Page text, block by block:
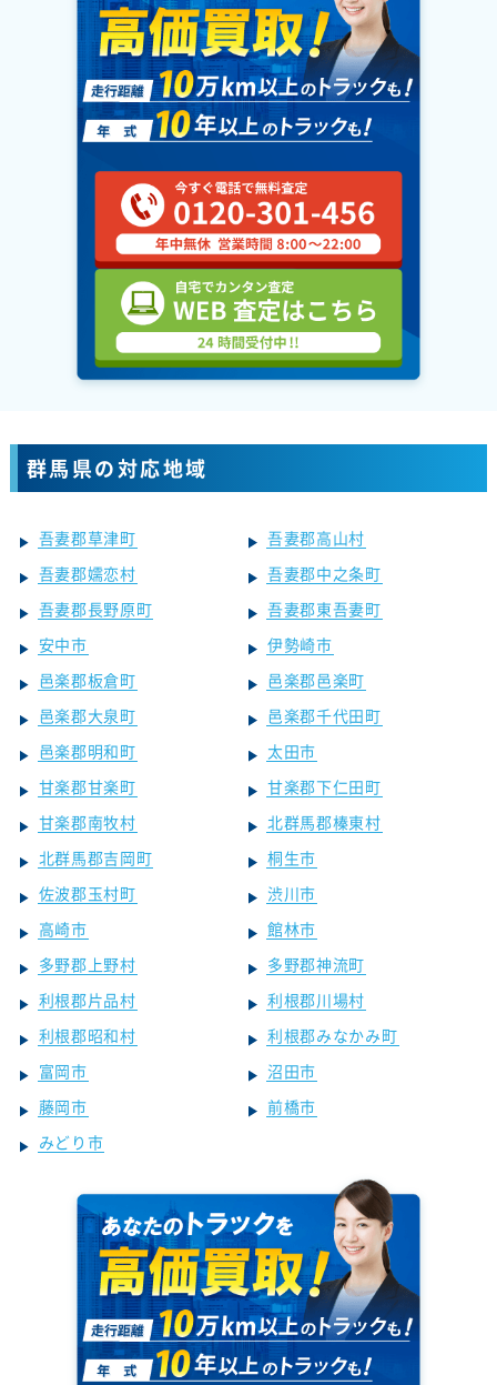
群馬県の対応地域
吾妻郡草津町
吾妻郡高山村
吾妻郡嬬恋村
吾妻郡中之条町
吾妻郡長野原町
吾妻郡東吾妻町
安中市
伊勢崎市
邑楽郡板倉町
邑楽郡邑楽町
邑楽郡大泉町
邑楽郡千代田町
邑楽郡明和町
太田市
甘楽郡甘楽町
甘楽郡下仁田町
甘楽郡南牧村
北群馬郡榛東村
北群馬郡吉岡町
桐生市
佐波郡玉村町
渋川市
高崎市
館林市
多野郡上野村
多野郡神流町
利根郡片品村
利根郡川場村
利根郡昭和村
利根郡みなかみ町
富岡市
沼田市
藤岡市
前橋市
みどり市